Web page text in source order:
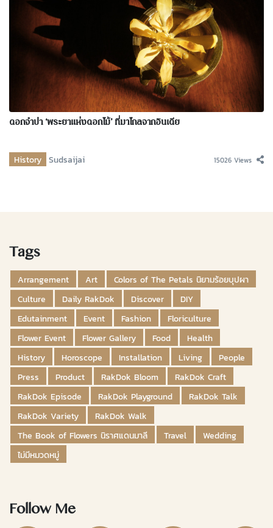
ดอกจำปา ‘พระยาแห่งดอกไม้’ ที่มาไกลจากอินเดีย
History Sudsaijai 15026 Views
Tags
Arrangement Art
Colors of The Petals นิยามร้อยบุปผา
Culture
Daily RakDok Discover
DIY
Edutainment
Event Fashion
Floriculture
Flower Event
Flower Gallery Food
Health
History
Horoscope Installation Living
People
Press
Product RakDok Bloom
RakDok Craft
RakDok Episode
RakDok Playground
RakDok Talk
RakDok Variety
RakDok Walk
The Book of Flowers นิราศแดนมาลี
Travel
Wedding
ไม่มีหมวดหมู่
Follow Me